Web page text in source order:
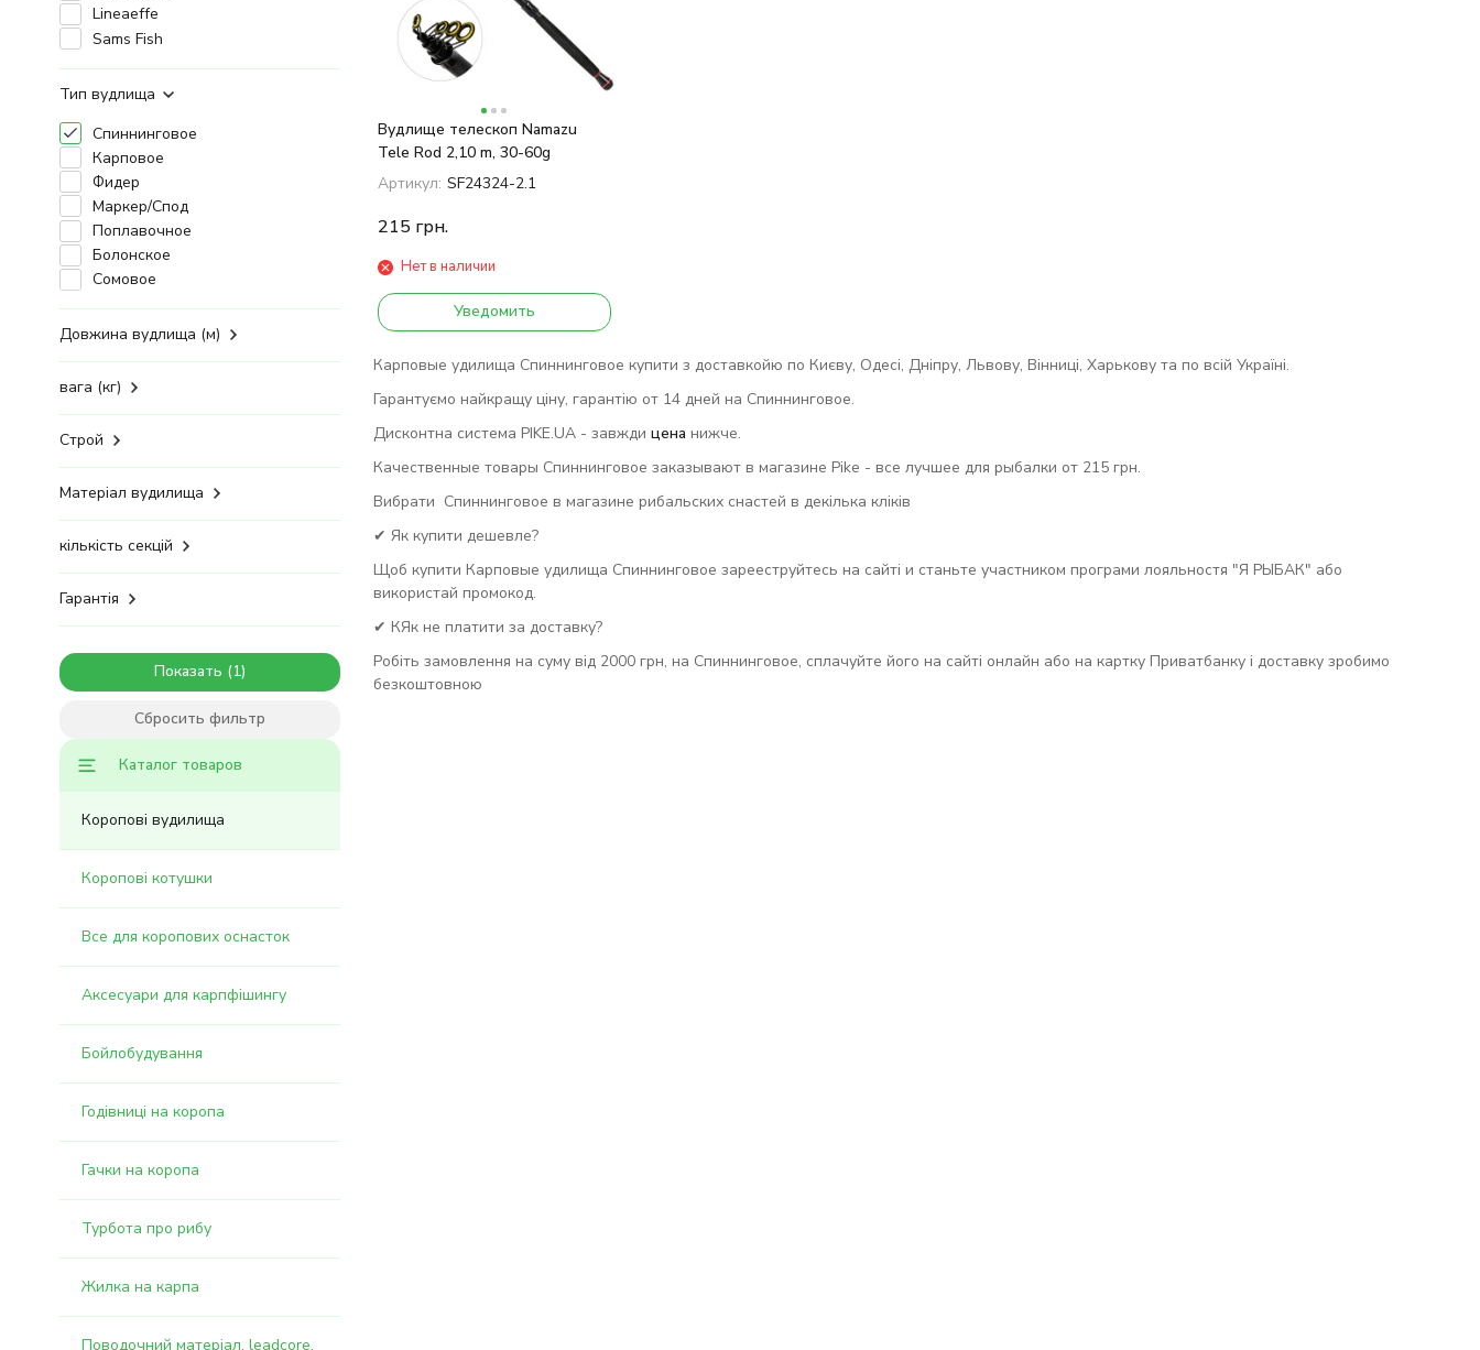
Вудлище телескоп Namazu
Tele Rod 2,10 m, 30-60g
Артикул: SF24324-2.1
215 грн.
Нет в наличии
Уведомить
Карповые удилища Спиннинговое купити з доставкойю по Києву, Одесі, Дніпру, Львову, Вінниці, Харькову та по всій Україні.
Гарантуємо найкращу ціну, гарантію от 14 дней на Спиннинговое.
Дисконтна система PIKE.UA - завжди цена нижче.
Качественные товары Спиннинговое заказывают в магазине Pike - все лучшее для рыбалки от 215 грн.
Вибрати Спиннинговое в магазине рибальских снастей в декілька кліків
✔ Як купити дешевле?
Щоб купити Карповые удилища Спиннинговое зарееструйтесь на сайті и станьте участником програми лояльностя "Я РЫБАК" або
використай промокод.
✔ КЯк не платити за доставку?
Робіть замовлення на суму від 2000 грн, на Спиннинговое, сплачуйте його на сайті онлайн або на картку Приватбанку і доставку зробимо
безкоштовною
Lineaeffe
Sams Fish
Тип вудлища
Спиннинговое
Карповое
Фидер
Маркер/Спод
Поплавочное
Болонское
Сомовое
Довжина вудлища (м)
вага (кг)
Строй
Матеріал вудилища
кількість секцій
Гарантія
Показать
Сбросить фильтр
Каталог товаров
Коропові вудилища
Коропові котушки
Все для коропових оснасток
Аксесуари для карпфішингу
Бойлобудування
Годівниці на коропа
Гачки на коропа
Турбота про рибу
Жилка на карпа
Поводочний матеріал, leadcore,